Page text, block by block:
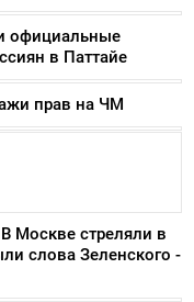
официальные
в Паттайе
прав на ЧМ
Москве стреляли в
слова Зеленского -